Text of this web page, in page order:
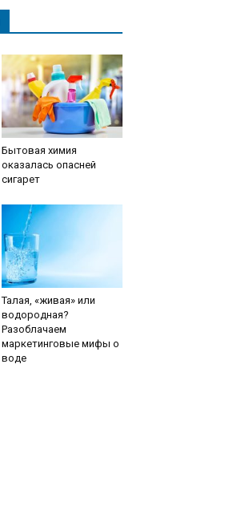
Бытовая химия
оказалась опасней
сигарет
Талая, «живая» или
водородная?
Разоблачаем
маркетинговые мифы о
воде